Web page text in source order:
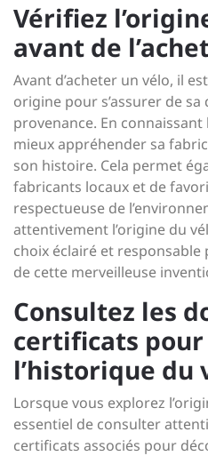
Vérifiez
avant de
Avant d’acheter un vélo, il
origine pour s’assurer de sa
provenance. En
mieux appréhender sa
son histoire. Cela permet
fabricants locaux et de
respectueuse de
attentivement l’origine du
choix éclairé et
de cette merveilleuse
Consultez les
certificats
l’historique du
Lorsque vous explorez
essentiel de consulter
certificats associés pour